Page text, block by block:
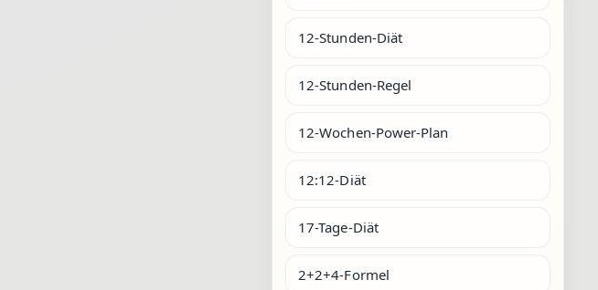
12-Stunden-Diät
12-Stunden-Regel
12-Wochen-Power-Plan
12:12-Diät
17-Tage-Diät
2+2+4-Formel